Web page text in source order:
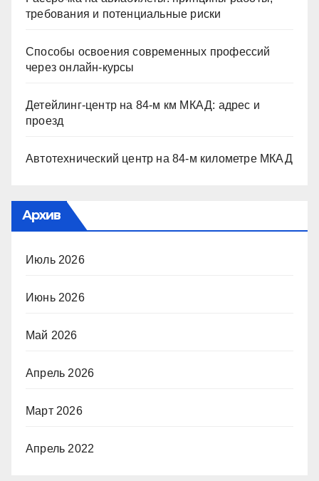
требования и потенциальные риски
Способы освоения современных профессий
через онлайн-курсы
Детейлинг-центр на 84-м км МКАД: адрес и
проезд
Автотехнический центр на 84-м километре МКАД
Архив
Июль 2026
Июнь 2026
Май 2026
Апрель 2026
Март 2026
Апрель 2022